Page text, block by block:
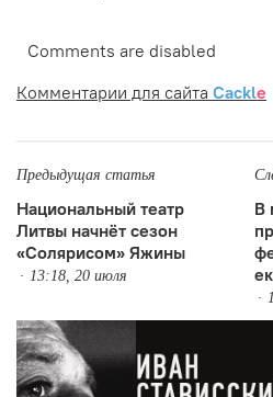
Comments are disabled
Комментарии для сайта Cackle
Предыдущая статья
Национальный театр
Литвы начнёт сезон
«Солярисом» Яжины
13:18, 20 июля
В